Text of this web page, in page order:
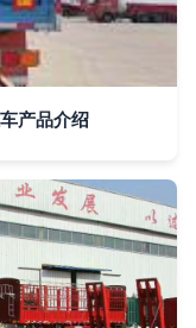
产品介绍